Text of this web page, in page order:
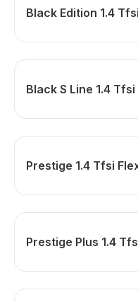
Black Edition 1.4
Black S Line 1.4
Prestige 1.4 Tfsi
Prestige Plus 1.4